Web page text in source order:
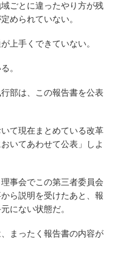
ごとに違ったやり方が残
められていない。
上手くできていない。
。
部は、この報告書を公表
て現在まとめている改革
いてあわせて公表」しよ
事会でこの第三者委員会
ら説明を受けたあと、報
にない状態だ。
まったく報告書の内容が